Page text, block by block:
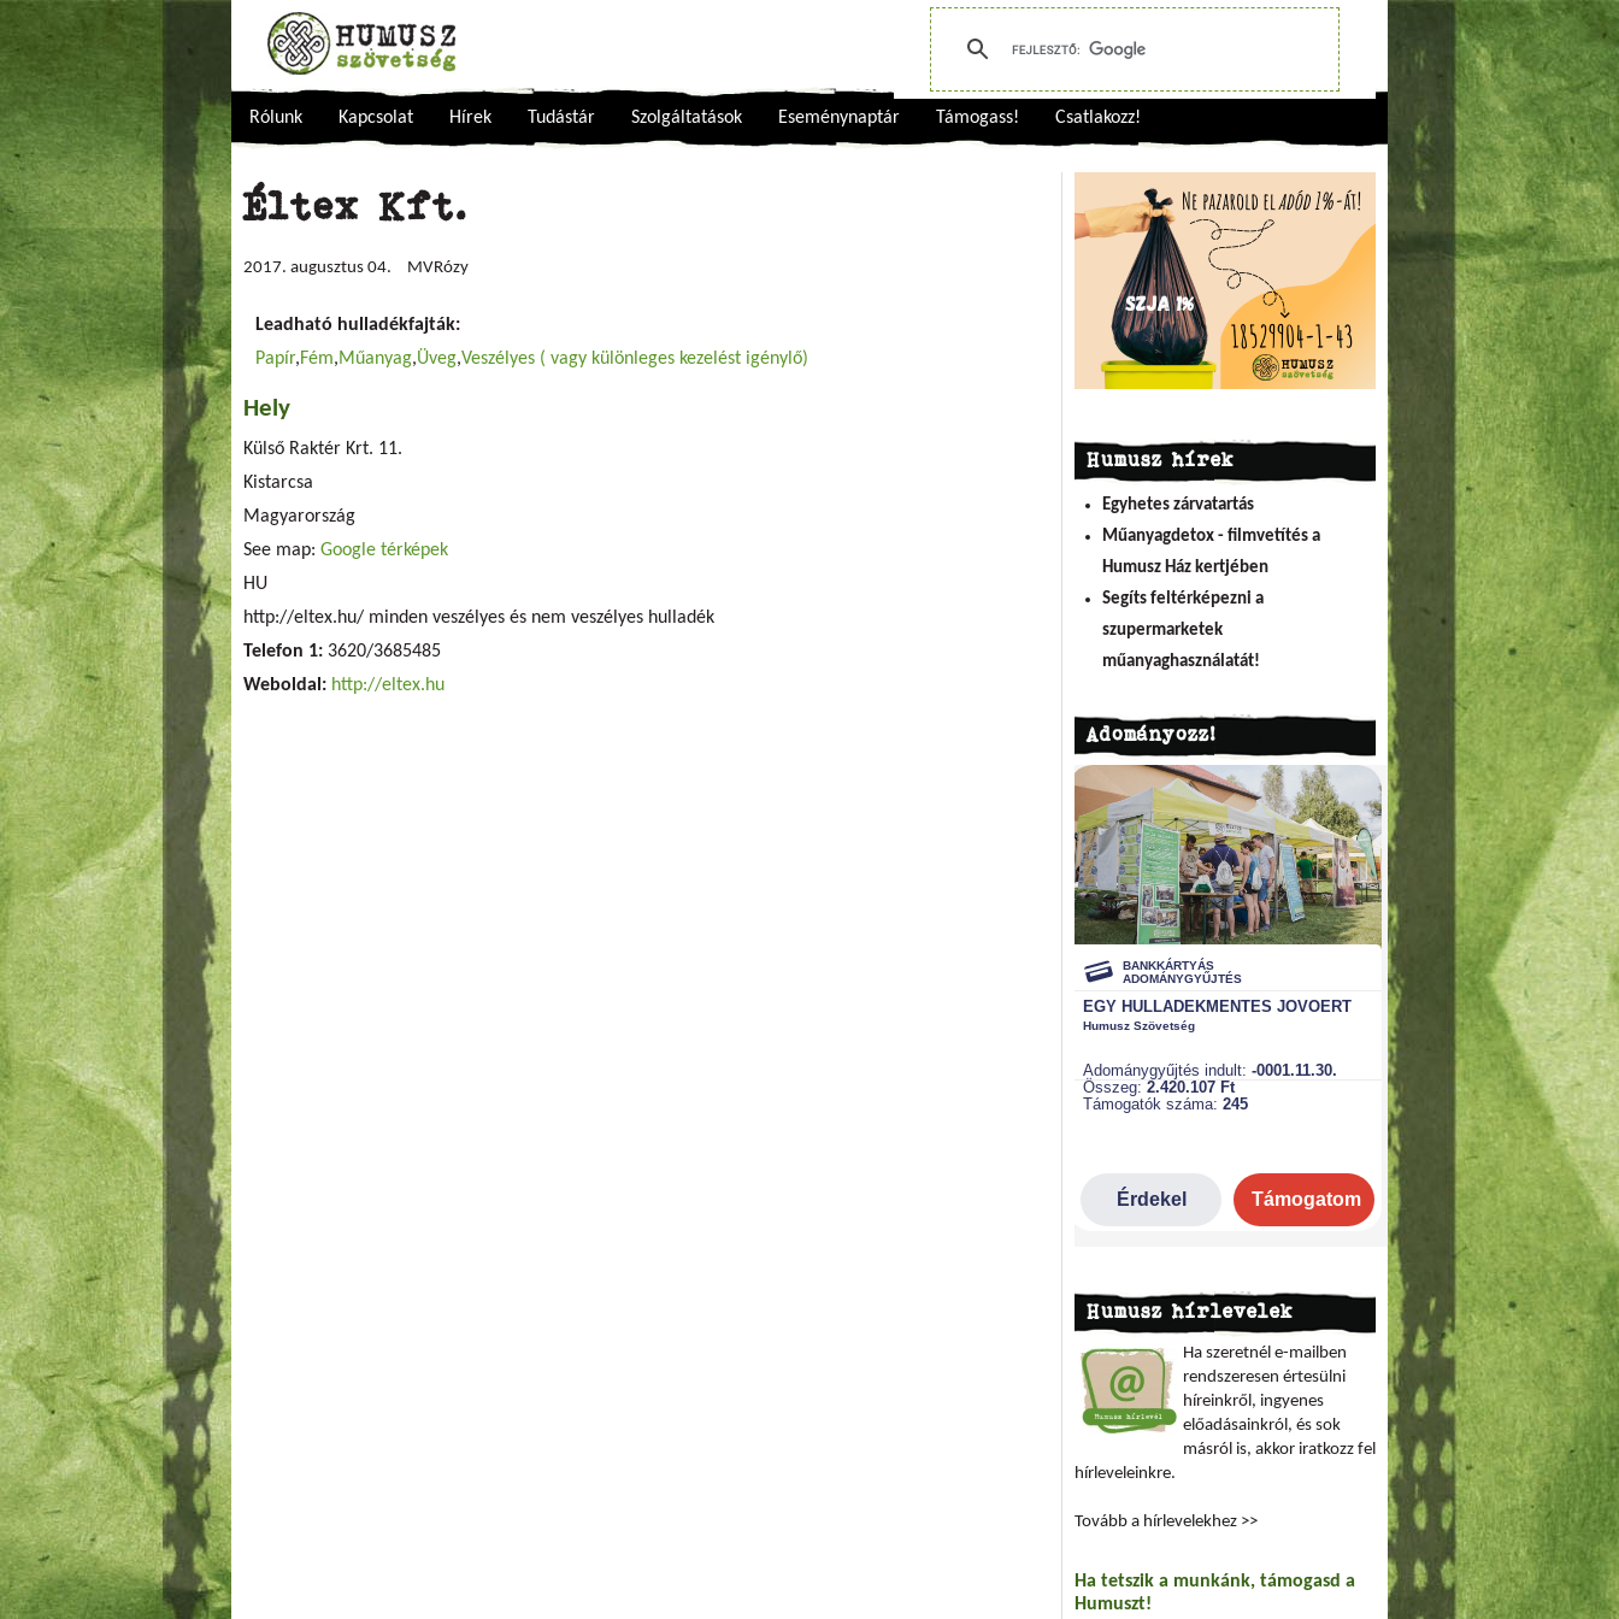
Rólunk Kapcsolat Hírek Tudástár Szolgáltatások Eseménynaptár Támogass! Csatlakozz!
Éltex Kft.
2017. augusztus 04. MVRózy
Leadható hulladékfajták:
Papír Fém Műanyag Üveg Veszélyes ( vagy különleges kezelést igénylő)
Hely
Külső Raktér Krt. 11.
Kistarcsa
Magyarország
See map: Google térképek
HU
http://eltex.hu/ minden veszélyes és nem veszélyes hulladék
Telefon 1: 3620/3685485
Weboldal: http://eltex.hu
Humusz hírek
Egyhetes zárvatartás
Műanyagdetox - filmvetítés a
Humusz Ház kertjében
Segíts feltérképezni a
szupermarketek
műanyaghasználatát!
Adományozz!
Humusz hírlevelek
Ha szeretnél e-mailben
rendszeresen értesülni
híreinkről, ingyenes
előadásainkról, és sok
másról is, akkor iratkozz fel
hírleveleinkre.
Tovább a hírlevelekhez >>
Ha tetszik a munkánk, támogasd a
Humuszt!